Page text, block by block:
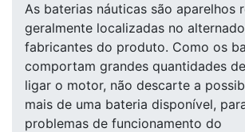
As baterias náuticas são aparelhos
geralmente localizadas no
fabricantes do produto. Como os
comportam grandes quantidades
ligar o motor, não descarte a
mais de uma bateria disponível,
problemas de funcionamento do